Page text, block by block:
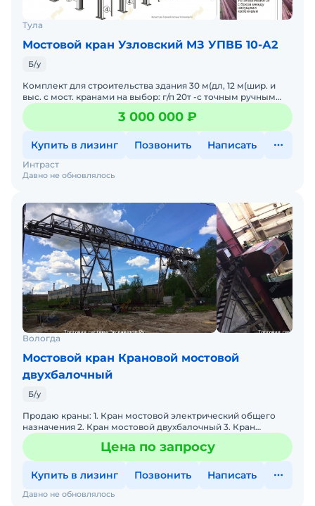
Тула
Мостовой кран Узловский МЗ УПВБ 10-А2
Б/у
Комплект для строительства здания 30 м(дл, 12 м(шир. и
выс. с мост. кранами на выбор: г/п 20т -с точным ручным
приводом либо с мостовым опорным электромеханич.
3 000 000 ₽
Купить в лизинг Позвонить Написать
Давно не обновлялось
Интраст
Вологда
Мостовой кран Крановой мостовой
двухбалочный
Б/у
Продаю краны: 1. Кран мостовой электрический общего
назначения 2. Кран мостовой двухбалочный 3. Кран
козловой Характеристики есть на фото. В наличии 11
кранов,
Цена по запросу
Купить в лизинг Позвонить Написать
Давно не обновлялось